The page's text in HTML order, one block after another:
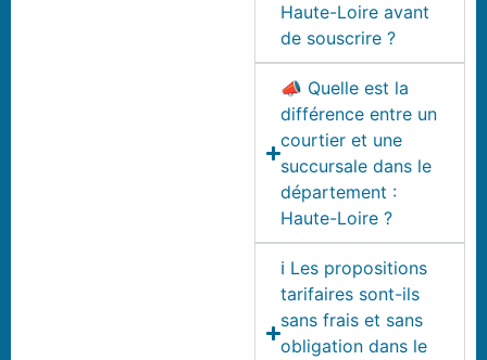
Haute-Loire avant
de souscrire ?
📣 Quelle est la
différence entre un
courtier et une
succursale dans le
département :
Haute-Loire ?
ℹ️ Les propositions
tarifaires sont-ils
sans frais et sans
obligation dans le